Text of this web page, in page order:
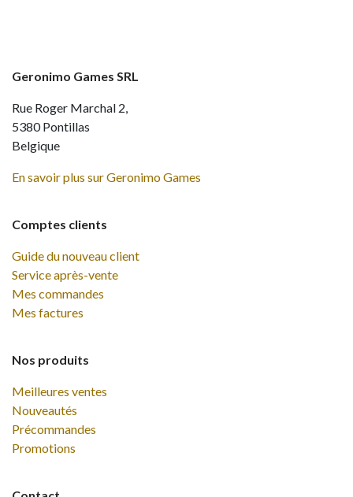
Comptes clients
Guide du nouveau client
Service après-vente
Mes commandes
Mes factures
Nos produits
Meilleures ventes
Nouveautés
Précommandes
Promotions
Geronimo Games SRL
Rue Roger Marchal 2,
5380 Pontillas
Belgique
En savoir plus sur Geronimo Games